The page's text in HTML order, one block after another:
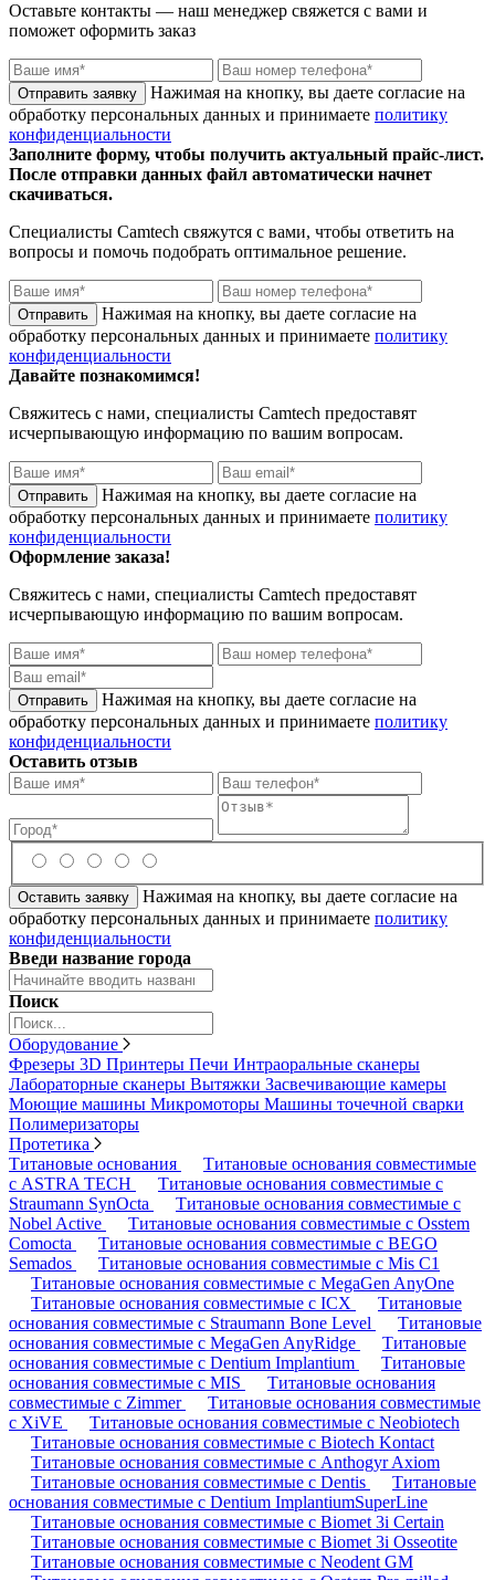
Оставьте контакты — наш менеджер свяжется с вами и
поможет оформить заказ
Нажимая на кнопку, вы даете согласие на
обработку персональных данных и принимаете политику
конфиденциальности
Заполните форму, чтобы получить актуальный прайс-лист.
После отправки данных файл автоматически начнет
скачиваться.
Специалисты Camtech свяжутся с вами, чтобы ответить на
вопросы и помочь подобрать оптимальное решение.
Нажимая на кнопку, вы даете согласие на
обработку персональных данных и принимаете политику
конфиденциальности
Давайте познакомимся!
Свяжитесь с нами, специалисты Camtech предоставят
исчерпывающую информацию по вашим вопросам.
Нажимая на кнопку, вы даете согласие на
обработку персональных данных и принимаете политику
конфиденциальности
Оформление заказа!
Свяжитесь с нами, специалисты Camtech предоставят
исчерпывающую информацию по вашим вопросам.
Нажимая на кнопку, вы даете согласие на
обработку персональных данных и принимаете политику
конфиденциальности
Оставить отзыв
Нажимая на кнопку, вы даете согласие на
обработку персональных данных и принимаете политику
конфиденциальности
Введи название города
Поиск
Оборудование
Фрезеры 3D Принтеры Печи Интраоральные сканеры
Лабораторные сканеры Вытяжки Засвечивающие камеры
Моющие машины Микромоторы Машины точечной сварки
Полимеризаторы
Протетика
Титановые основания
Титановые основания совместимые
с ASTRA TECH
Титановые основания совместимые с
Straumann SynOcta
Титановые основания совместимые с
Nobel Active
Титановые основания совместимые с Osstem
Comocta
Титановые основания совместимые с BEGO
Semados
Титановые основания совместимые с Mis C1
Титановые основания совместимые с MegaGen AnyOne
Титановые основания совместимые с ICX
Титановые
основания совместимые с Straumann Bone Level
Титановые
основания совместимые с MegaGen AnyRidge
Титановые
основания совместимые с Dentium Implantium
Титановые
основания совместимые с MIS
Титановые основания
совместимые с Zimmer
Титановые основания совместимые
с XiVE
Титановые основания совместимые с Neobiotech
Титановые основания совместимые с Biotech Kontact
Титановые основания совместимые с Anthogyr Axiom
Титановые основания совместимые с Dentis
Титановые
основания совместимые с Dentium ImplantiumSuperLine
Титановые основания совместимые с Biomet 3i Certain
Титановые основания совместимые с Biomet 3i Osseotite
Титановые основания совместимые с Neodent GM